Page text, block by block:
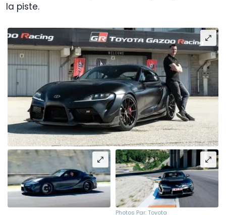
la piste.
Photos Par: Toyota